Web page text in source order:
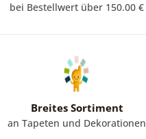
bei Bestellwert über 150.00 €
Breites Sortiment
an Tapeten und Dekorationen